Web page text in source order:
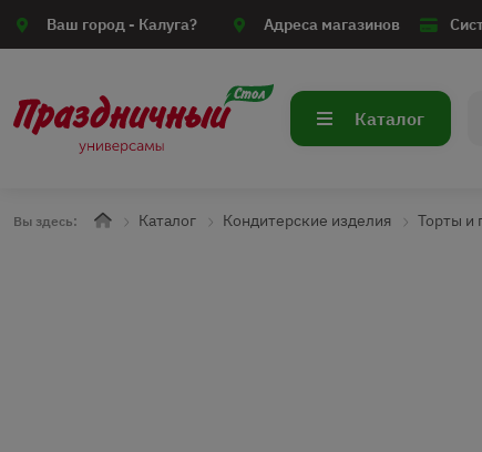
Ваш город - Калуга? Адреса магазинов
Каталог
Вы здесь: Каталог Кондитерские изделия Торты и